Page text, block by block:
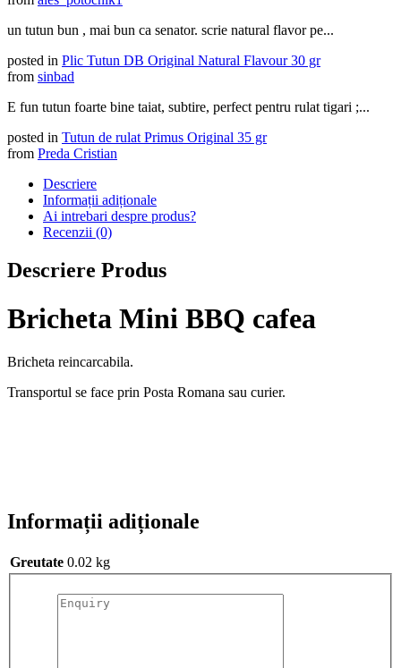
un tutun bun , mai bun ca senator. scrie natural flavor pe...
posted in Plic Tutun DB Original Natural Flavour 30 gr
from sinbad
E fun tutun foarte bine taiat, subtire, perfect pentru rulat tigari ;...
posted in Tutun de rulat Primus Original 35 gr
from Preda Cristian
Descriere
Informații adiționale
Ai intrebari despre produs?
Recenzii (0)
Descriere Produs
Bricheta Mini BBQ cafea
Bricheta reincarcabila.
Transportul se face prin Posta Romana sau curier.
Informații adiționale
Greutate 0.02 kg